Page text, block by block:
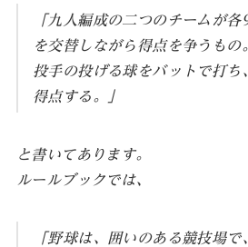
「九人編成の二つのチームが
を交替しながら得点を争うもの
投手の投げる球をバットで打ち
得点する。」
と書いてあります。
ルールブックでは、
「野球は、囲いのある競技場